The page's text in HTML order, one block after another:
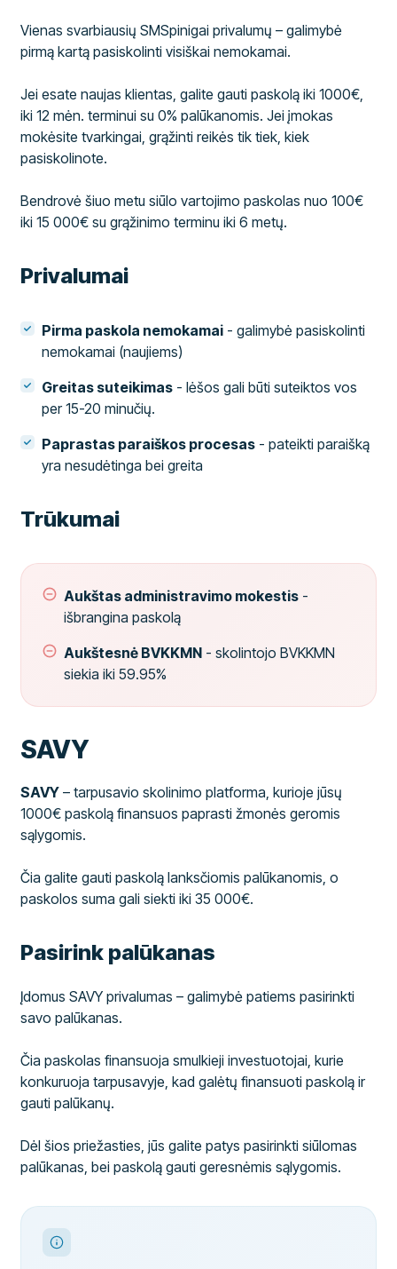
Vienas svarbiausių SMSpinigai privalumų – galimybė
pirmą kartą pasiskolinti visiškai nemokamai.
Jei esate naujas klientas, galite gauti paskolą iki 1000€,
iki 12 mėn. terminui su 0% palūkanomis. Jei įmokas
mokėsite tvarkingai, grąžinti reikės tik tiek, kiek
pasiskolinote.
Bendrovė šiuo metu siūlo vartojimo paskolas nuo 100€
iki 15 000€ su grąžinimo terminu iki 6 metų.
Privalumai
Pirma paskola nemokamai - galimybė pasiskolinti
nemokamai (naujiems)
Greitas suteikimas - lėšos gali būti suteiktos vos
per 15-20 minučių.
Paprastas paraiškos procesas - pateikti paraišką
yra nesudėtinga bei greita
Trūkumai
Aukštas administravimo mokestis -
išbrangina paskolą
Aukštesnė BVKKMN - skolintojo BVKKMN
siekia iki 59.95%
SAVY
SAVY – tarpusavio skolinimo platforma, kurioje jūsų
1000€ paskolą finansuos paprasti žmonės geromis
sąlygomis.
Čia galite gauti paskolą lanksčiomis palūkanomis, o
paskolos suma gali siekti iki 35 000€.
Pasirink palūkanas
Įdomus SAVY privalumas – galimybė patiems pasirinkti
savo palūkanas.
Čia paskolas finansuoja smulkieji investuotojai, kurie
konkuruoja tarpusavyje, kad galėtų finansuoti paskolą ir
gauti palūkanų.
Dėl šios priežasties, jūs galite patys pasirinkti siūlomas
palūkanas, bei paskolą gauti geresnėmis sąlygomis.